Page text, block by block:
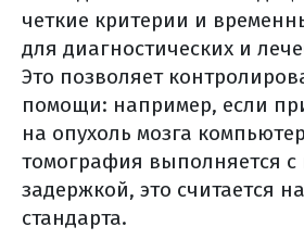
лучевая терапия,
по изображениям
стереотаксическая
(срх)
общие
лучевой терапии
частые побочные
четкие критерии и
для диагностических и
Это позволяет
помощи: например, если
на опухоль мозга
томография выполняется
задержкой, это считается
стандарта.